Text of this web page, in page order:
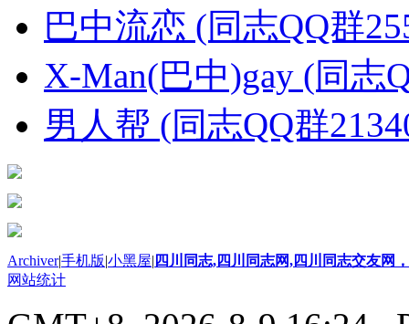
巴中流恋 (同志QQ群
X-Man(巴中)gay (同志
男人帮 (同志QQ群
Archiver|手机版|小黑屋| 四川同志,四川同志网,四川同志交友网
网站统计